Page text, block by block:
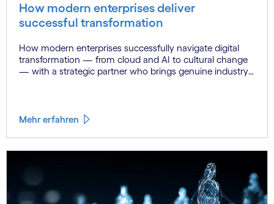
How modern enterprises deliver
successful transformation
How modern enterprises successfully navigate digital
transformation — from cloud and AI to cultural change
— with a strategic partner who brings genuine industry
Mehr erfahren